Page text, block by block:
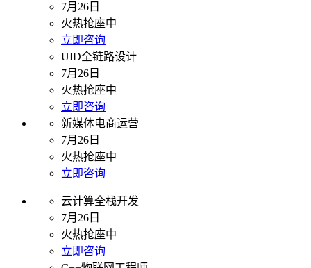
7月26日
火热抢座中
立即咨询
UID全链路设计
7月26日
火热抢座中
立即咨询
新媒体电商运营
7月26日
火热抢座中
立即咨询
云计算全栈开发
7月26日
火热抢座中
立即咨询